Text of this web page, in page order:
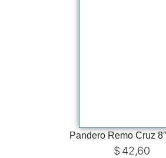
Pandero Remo Cruz
$42,60